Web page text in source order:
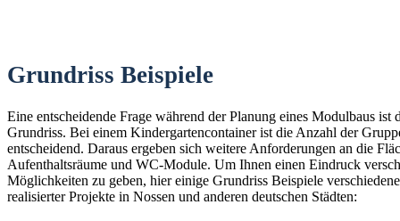
Grundriss Beispiele
Eine entscheidende Frage während der Planung eines Modulbaus ist
Grundriss. Bei einem Kindergartencontainer ist die Anzahl der
entscheidend. Daraus ergeben sich weitere Anforderungen an die
Aufenthaltsräume und WC-Module. Um Ihnen einen Eindruck
Möglichkeiten zu geben, hier einige Grundriss Beispiele
realisierter Projekte in Nossen und anderen deutschen Städten: